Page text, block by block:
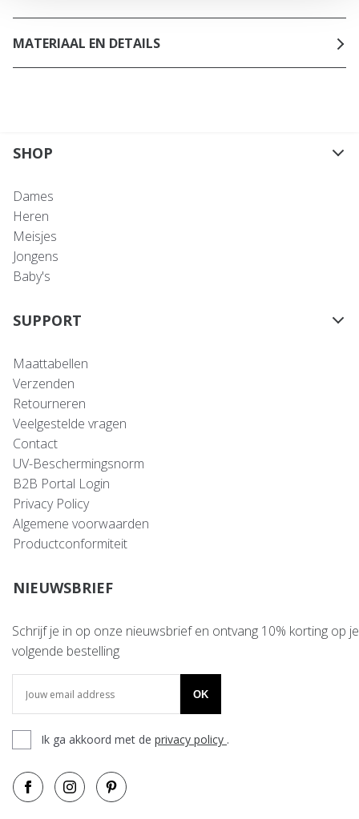
MATERIAAL EN DETAILS
SHOP
Dames
Heren
Meisjes
Jongens
Baby's
SUPPORT
Maattabellen
Verzenden
Retourneren
Veelgestelde vragen
Contact
UV-Beschermingsnorm
B2B Portal Login
Privacy Policy
Algemene voorwaarden
Productconformiteit
NIEUWSBRIEF
Schrijf je in op onze nieuwsbrief en ontvang 10% korting op je
volgende bestelling
OK
Ik ga akkoord met de privacy policy .